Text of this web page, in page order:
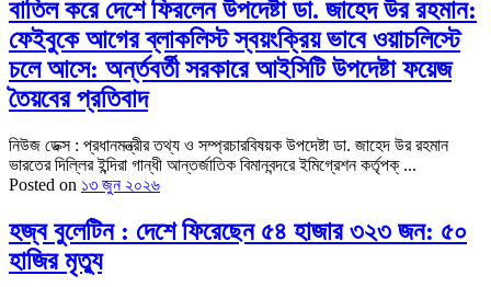
বাতিল করে দেশে ফিরলেন উপদেষ্টা ডা. জাহেদ উর রহমান:
ফেইবুকে আগের ব্লাকলিস্ট স্বয়ংক্রিয় ভাবে ওয়াচলিস্টে
চলে আসে: অর্ন্তবর্তী সরকারে আইসিটি উপদেষ্টা ফয়েজ
তৈয়বের প্রতিবাদ
নিউজ ডেক্স : প্রধানমন্ত্রীর তথ্য ও সম্প্রচারবিষয়ক উপদেষ্টা ডা. জাহেদ উর রহমান
ভারতের দিল্লির ইন্দিরা গান্ধী আন্তর্জাতিক বিমানবন্দরে ইমিগ্রেশন কর্তৃপক্ ...
Posted on ১৩ জুন ২০২৬
হজ্ব বুলেটিন : দেশে ফিরেছেন ৫৪ হাজার ৩২৩ জন: ৫০
হাজির মৃত্যু